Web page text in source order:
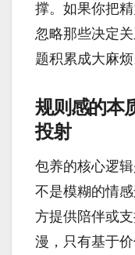
撑。如果你把
忽略那些决定
题积累成大麻烦
规则感的本
投射
包养的核心逻
不是模糊的情
方提供陪伴或
漫，只有基于